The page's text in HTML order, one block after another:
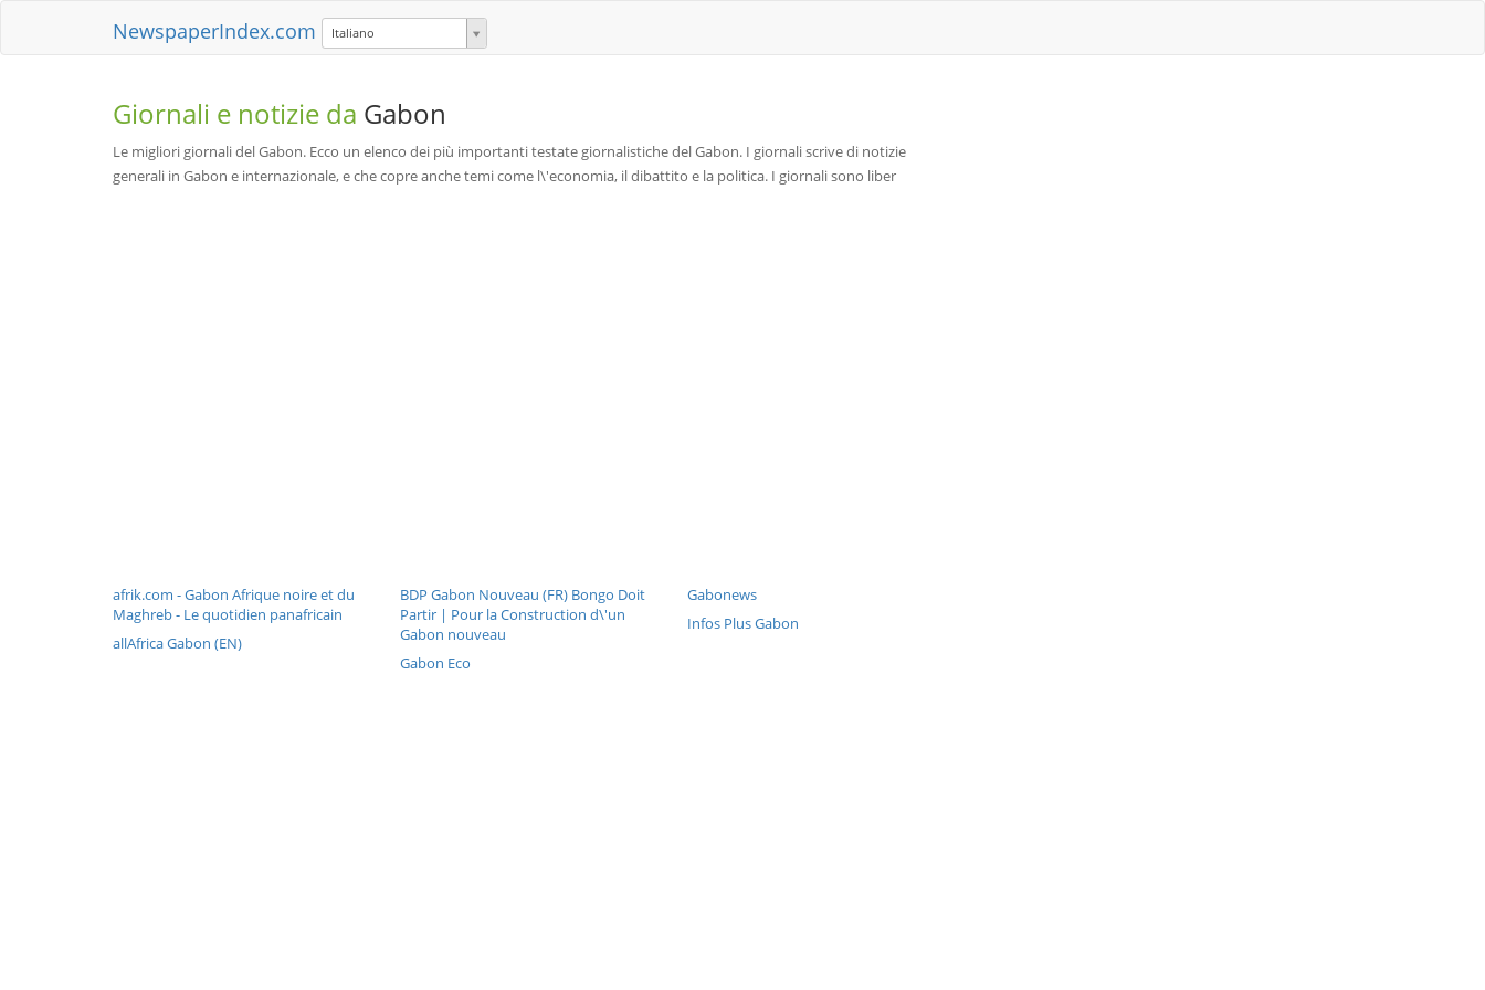
NewspaperIndex.com Italiano
Giornali e notizie da Gabon
Le migliori giornali del Gabon. Ecco un elenco dei più importanti testate giornalistiche del Gabon. I giornali scrive di notizie
generali in Gabon e internazionale, e che copre anche temi come l\'economia, il dibattito e la politica. I giornali sono liber
afrik.com - Gabon Afrique noire et du
Maghreb - Le quotidien panafricain
allAfrica Gabon (EN)
BDP Gabon Nouveau (FR) Bongo Doit
Partir | Pour la Construction d\'un
Gabon nouveau
Gabon Eco
Gabonews
Infos Plus Gabon